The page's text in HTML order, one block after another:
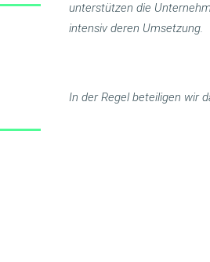
unterstützen die
intensiv deren Umsetzung.
In der Regel beteiligen wir